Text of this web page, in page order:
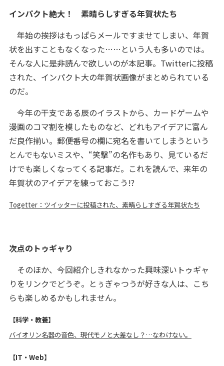
インパクト絶大！ 素晴らしすぎる年賀状たち
年始の挨拶はもっぱらメールですませてしまい、年賀
状を出すこともなくなった……という人も多いのでは。
そんな人に是非読んで欲しいのが本記事。Twitterに投稿
された、インパクト大の年賀状画像がまとめられている
のだ。
今年の干支である辰のイラストから、カードゲームや
漫画のコマ割を模したものなど、どれもアイデアに富ん
だ良作揃い。郵便番号の欄に宛名を書いてしまうという
とんでもないミスや、“笑撃”の名作もあり、見ているだ
けでも楽しくなってくる記事だ。これを読んで、来年の
年賀状のアイデアを練っておこう!?
Togetter：ツイッターに投稿された、素晴らしすぎる年賀状たち
次点のトゥギャり
そのほか、今回紹介しきれなかった興味深いトゥギャ
りをリンクでどうぞ。とぅぎゃつうが好きな人は、こち
らも楽しめるかもしれません。
【科学・教養】
バイオリン名器の音色、現代モノと大差なし？…なわけない。
【IT・Web】